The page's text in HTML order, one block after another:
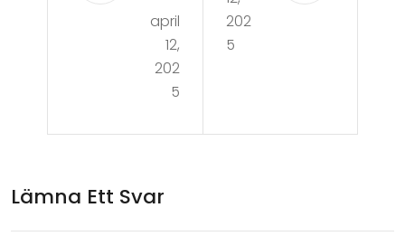
april
12,
202
5
202
5
Lämna Ett Svar